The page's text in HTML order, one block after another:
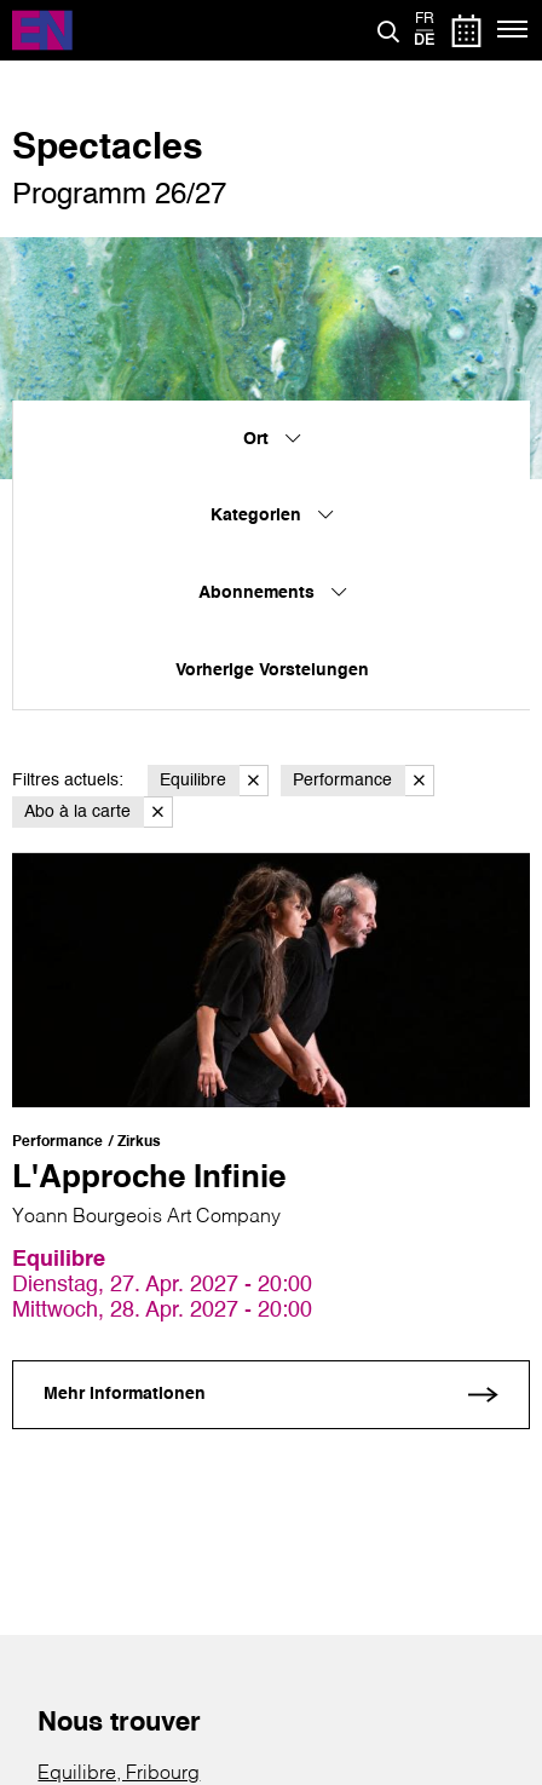
Direkt
zum
Inhalt
FR
DE
Spectacles
Programm 26/27
Ort
Kategorien
Abonnements
Vorherige Vorstelungen
Filtres actuels: Equilibre
Performance
Abo à la carte
Performance Zirkus
L'Approche Infinie
Yoann Bourgeois Art Company
Equilibre
Dienstag, 27. Apr. 2027 - 20:00
Mittwoch, 28. Apr. 2027 - 20:00
Mehr Informationen
Nous trouver
Equilibre, Fribourg